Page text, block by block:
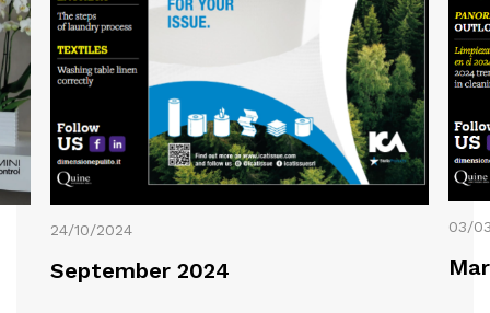
24/10/2024
September 2024
03/